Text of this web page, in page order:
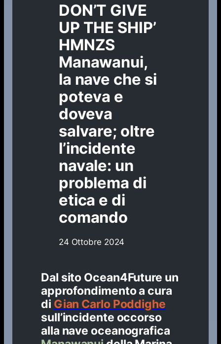
DON’T GIVE
UP THE SHIP’
HMNZS
Manawanui,
la nave che si
poteva e
doveva
salvare; oltre
l’incidente
navale: un
problema di
etica e di
comando
24 Ottobre 2024
Dal sito Ocean4Future un
approfondimento a cura
di Gian Carlo Poddighe
sull’incidente occorso
alla nave oceanografica